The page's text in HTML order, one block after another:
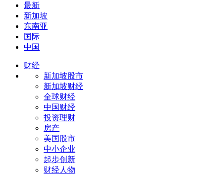
最新
新加坡
东南亚
国际
中国
财经
新加坡股市
新加坡财经
全球财经
中国财经
投资理财
房产
美国股市
中小企业
起步创新
财经人物